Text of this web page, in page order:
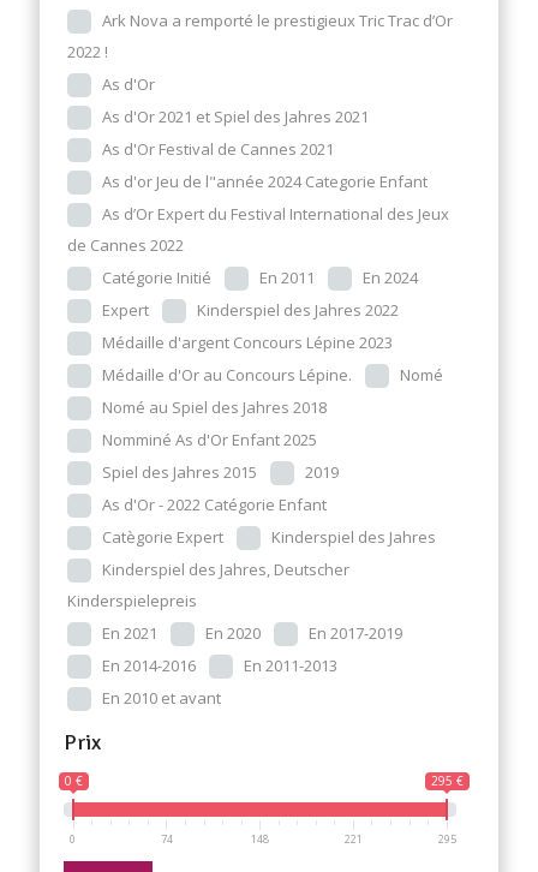
Ark Nova a remporté le prestigieux Tric Trac d’Or
2022 !
As d'Or
As d'Or 2021 et Spiel des Jahres 2021
As d'Or Festival de Cannes 2021
As d'or Jeu de l"année 2024 Categorie Enfant
As d’Or Expert du Festival International des Jeux
de Cannes 2022
Catégorie Initié
En 2011
En 2024
Expert
Kinderspiel des Jahres 2022
Médaille d'argent Concours Lépine 2023
Médaille d'Or au Concours Lépine.
Nomé
Nomé au Spiel des Jahres 2018
Nomminé As d'Or Enfant 2025
Spiel des Jahres 2015
2019
As d'Or - 2022 Catégorie Enfant
Catègorie Expert
Kinderspiel des Jahres
Kinderspiel des Jahres, Deutscher
Kinderspielepreis
En 2021
En 2020
En 2017-2019
En 2014-2016
En 2011-2013
En 2010 et avant
Prix
0 € 295 €
0 74 148 221 295